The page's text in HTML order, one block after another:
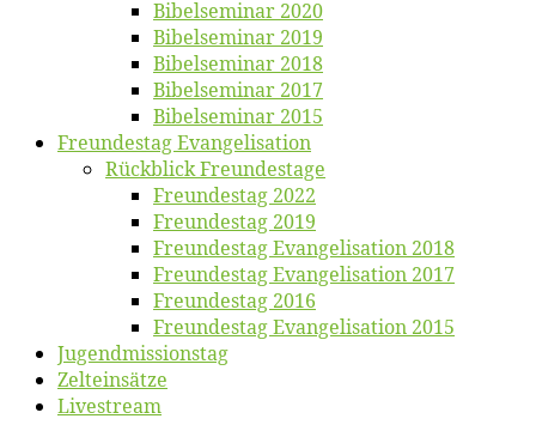
Bi­bel­se­mi­nar 2020
Bi­bel­se­mi­nar 2019
Bi­bel­se­mi­nar 2018
Bibelsemi­nar 2017
Bibelsemi­nar 2015
Freun­des­tag Evangelisation
Rück­blick Freundestage
Freun­des­tag 2022
Freun­des­tag 2019
Freun­des­tag Evan­ge­li­sa­ti­on 2018
Freun­des­tag Evan­ge­li­sa­ti­on 2017
Freun­des­tag 2016
Freun­des­tag Evan­ge­li­sa­ti­on 2015
Jugend­mis­sions­tag
Zelt­ein­sät­ze
Live­stream